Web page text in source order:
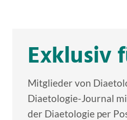
Exklusiv
Mitglieder von
Diaetologie-Journal
der Diaetologie per